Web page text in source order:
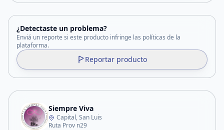
¿Detectaste un problema?
Enviá un reporte si este producto infringe las políticas de la
plataforma.
Reportar producto
Siempre Viva
Capital, San Luis
Ruta Prov n29